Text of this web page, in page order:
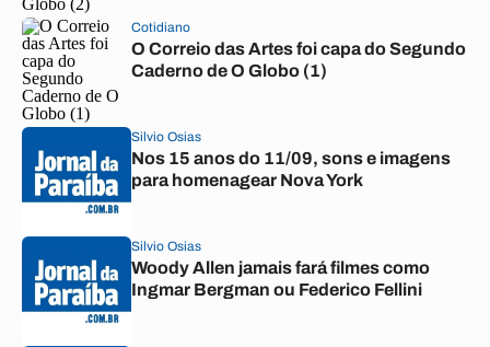
Cotidiano
O Correio das Artes foi capa do Segundo
Caderno de O Globo (1)
Silvio Osias
Nos 15 anos do 11/09, sons e imagens
para homenagear Nova York
Silvio Osias
Woody Allen jamais fará filmes como
Ingmar Bergman ou Federico Fellini